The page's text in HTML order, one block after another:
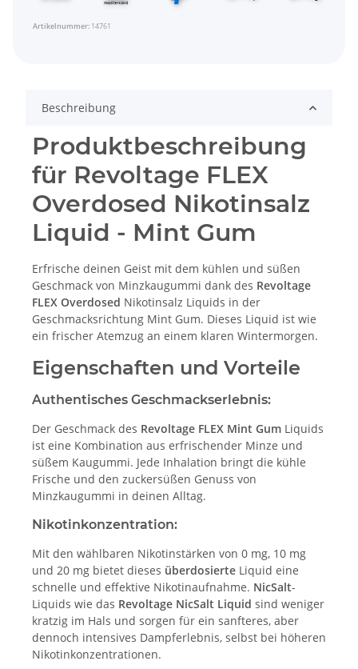
Artikelnummer: 14761
Beschreibung
Produktbeschreibung
für Revoltage FLEX
Overdosed Nikotinsalz
Liquid - Mint Gum
Erfrische deinen Geist mit dem kühlen und süßen
Geschmack von Minzkaugummi dank des Revoltage
FLEX Overdosed Nikotinsalz Liquids in der
Geschmacksrichtung Mint Gum. Dieses Liquid ist wie
ein frischer Atemzug an einem klaren Wintermorgen.
Eigenschaften und Vorteile
Authentisches Geschmackserlebnis:
Der Geschmack des Revoltage FLEX Mint Gum Liquids
ist eine Kombination aus erfrischender Minze und
süßem Kaugummi. Jede Inhalation bringt die kühle
Frische und den zuckersüßen Genuss von
Minzkaugummi in deinen Alltag.
Nikotinkonzentration:
Mit den wählbaren Nikotinstärken von 0 mg, 10 mg
und 20 mg bietet dieses überdosierte Liquid eine
schnelle und effektive Nikotinaufnahme. NicSalt-
Liquids wie das Revoltage NicSalt Liquid sind weniger
kratzig im Hals und sorgen für ein sanfteres, aber
dennoch intensives Dampferlebnis, selbst bei höheren
Nikotinkonzentrationen.